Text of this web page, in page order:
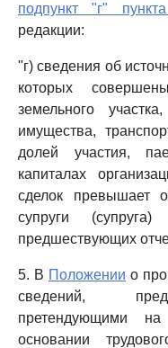
подпункт "г"
редакции:
"г) сведения об
которых
земельного
имущества,
долей участия,
капиталах
сделок превышает
супруги
предшествующих
5. В Положении о
сведений,
претендующими
основании